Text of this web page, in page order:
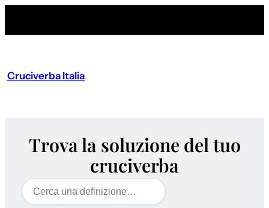
Cruciverba Italia
Trova la soluzione del tuo
cruciverba
Cerca